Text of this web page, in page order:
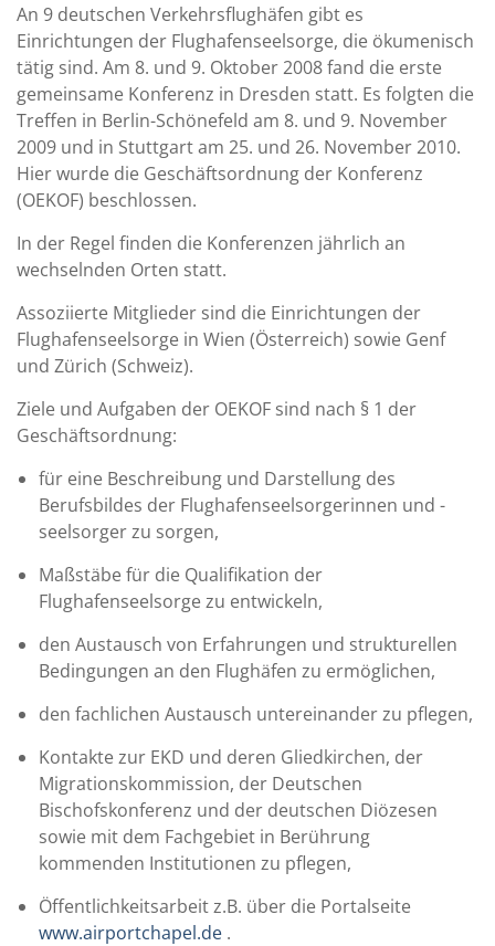
An 9 deutschen Verkehrsflughäfen gibt es
Einrichtungen der Flughafenseelsorge, die ökumenisch
tätig sind. Am 8. und 9. Oktober 2008 fand die erste
gemeinsame Konferenz in Dresden statt. Es folgten die
Treffen in Berlin-Schönefeld am 8. und 9. November
2009 und in Stuttgart am 25. und 26. November 2010.
Hier wurde die Geschäftsordnung der Konferenz
(OEKOF) beschlossen.
In der Regel finden die Konferenzen jährlich an
wechselnden Orten statt.
Assoziierte Mitglieder sind die Einrichtungen der
Flughafenseelsorge in Wien (Österreich) sowie Genf
und Zürich (Schweiz).
Ziele und Aufgaben der OEKOF sind nach § 1 der
Geschäftsordnung:
für eine Beschreibung und Darstellung des
Berufsbildes der Flughafenseelsorgerinnen und -
seelsorger zu sorgen,
Maßstäbe für die Qualifikation der
Flughafenseelsorge zu entwickeln,
den Austausch von Erfahrungen und strukturellen
Bedingungen an den Flughäfen zu ermöglichen,
den fachlichen Austausch untereinander zu pflegen,
Kontakte zur EKD und deren Gliedkirchen, der
Migrationskommission, der Deutschen
Bischofskonferenz und der deutschen Diözesen
sowie mit dem Fachgebiet in Berührung
kommenden Institutionen zu pflegen,
Öffentlichkeitsarbeit z.B. über die Portalseite
www.airportchapel.de .